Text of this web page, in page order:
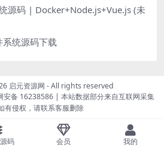
源码 | Docker+Node.js+Vue.js (未
系统源码下载
启元资源网 - All rights reserved
安备 16238586| 本站数据部分来自互联网采集
有侵权，请联系客服删除
码 会员 我的